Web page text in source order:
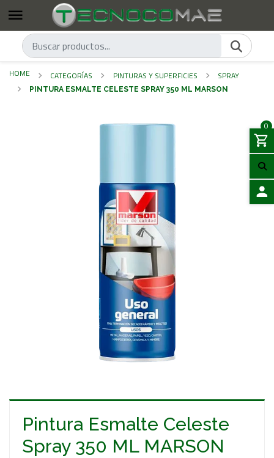
0
HOME CATEGORÍAS PINTURAS Y SUPERFICIES SPRAY
PINTURA ESMALTE CELESTE SPRAY 350 ML MARSON
Pintura Esmalte Celeste
Spray 350 ML MARSON